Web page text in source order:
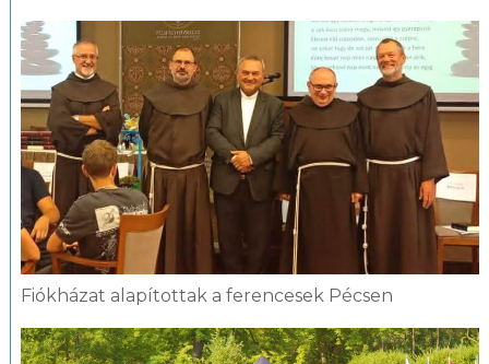
Fiókházat alapítottak a ferencesek Pécsen